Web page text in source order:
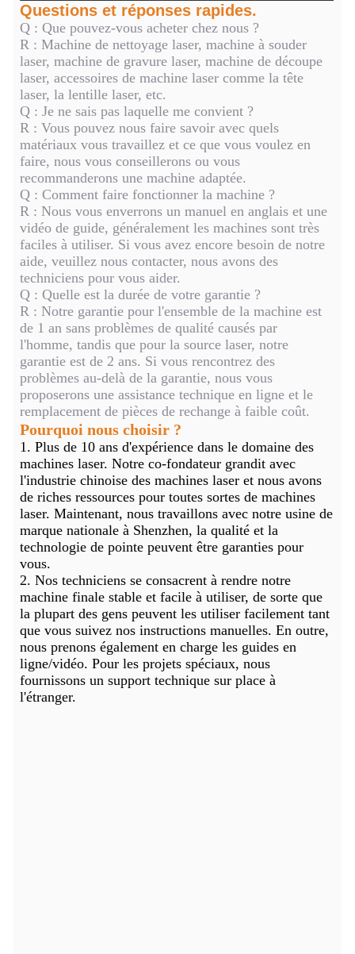
Questions et réponses rapides.
Q : Que pouvez-vous acheter chez nous ?
R : Machine de nettoyage laser, machine à souder
laser, machine de gravure laser, machine de découpe
laser, accessoires de machine laser comme la tête
laser, la lentille laser, etc.
Q : Je ne sais pas laquelle me convient ?
R : Vous pouvez nous faire savoir avec quels
matériaux vous travaillez et ce que vous voulez en
faire, nous vous conseillerons ou vous
recommanderons une machine adaptée.
Q : Comment faire fonctionner la machine ?
R : Nous vous enverrons un manuel en anglais et une
vidéo de guide, généralement les machines sont très
faciles à utiliser. Si vous avez encore besoin de notre
aide, veuillez nous contacter, nous avons des
techniciens pour vous aider.
Q : Quelle est la durée de votre garantie ?
R : Notre garantie pour l'ensemble de la machine est
de 1 an sans problèmes de qualité causés par
l'homme, tandis que pour la source laser, notre
garantie est de 2 ans. Si vous rencontrez des
problèmes au-delà de la garantie, nous vous
proposerons une assistance technique en ligne et le
remplacement de pièces de rechange à faible coût.
Pourquoi nous choisir ?
1. Plus de 10 ans d'expérience dans le domaine des
machines laser. Notre co-fondateur grandit avec
l'industrie chinoise des machines laser et nous avons
de riches ressources pour toutes sortes de machines
laser. Maintenant, nous travaillons avec notre usine de
marque nationale à Shenzhen, la qualité et la
technologie de pointe peuvent être garanties pour
vous.
2. Nos techniciens se consacrent à rendre notre
machine finale stable et facile à utiliser, de sorte que
la plupart des gens peuvent les utiliser facilement tant
que vous suivez nos instructions manuelles. En outre,
nous prenons également en charge les guides en
ligne/vidéo. Pour les projets spéciaux, nous
fournissons un support technique sur place à
l'étranger.